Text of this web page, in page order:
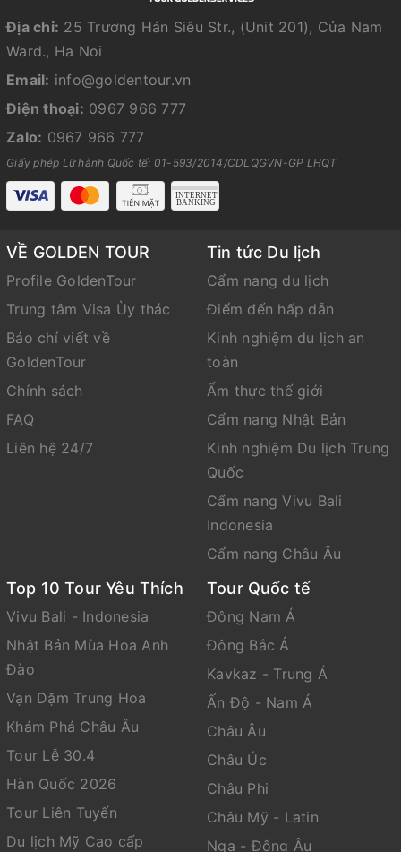
Địa chỉ: 25 Trương Hán Siêu Str., (Unit 201), Cửa Nam
Ward., Ha Noi
Email: info@goldentour.vn
Điện thoại: 0967 966 777
Zalo: 0967 966 777
Giấy phép Lữ hành Quốc tế: 01-593/2014/CDLQGVN-GP LHQT
VỀ GOLDEN TOUR
Profile GoldenTour
Trung tâm Visa Ùy thác
Báo chí viết về
GoldenTour
Chính sách
FAQ
Liên hệ 24/7
Tin tức Du lịch
Cẩm nang du lịch
Điểm đến hấp dẫn
Kinh nghiệm du lịch an
toàn
Ẩm thực thế giới
Cẩm nang Nhật Bản
Kinh nghiệm Du lịch Trung
Quốc
Cẩm nang Vivu Bali
Indonesia
Cẩm nang Châu Âu
Top 10 Tour Yêu Thích
Vivu Bali - Indonesia
Nhật Bản Mùa Hoa Anh
Đào
Vạn Dặm Trung Hoa
Khám Phá Châu Âu
Tour Lễ 30.4
Hàn Quốc 2026
Tour Liên Tuyến
Du lịch Mỹ Cao cấp
Tour Quốc tế
Đông Nam Á
Đông Bắc Á
Kavkaz - Trung Á
Ấn Độ - Nam Á
Châu Âu
Châu Úc
Châu Phi
Châu Mỹ - Latin
Nga - Đông Âu